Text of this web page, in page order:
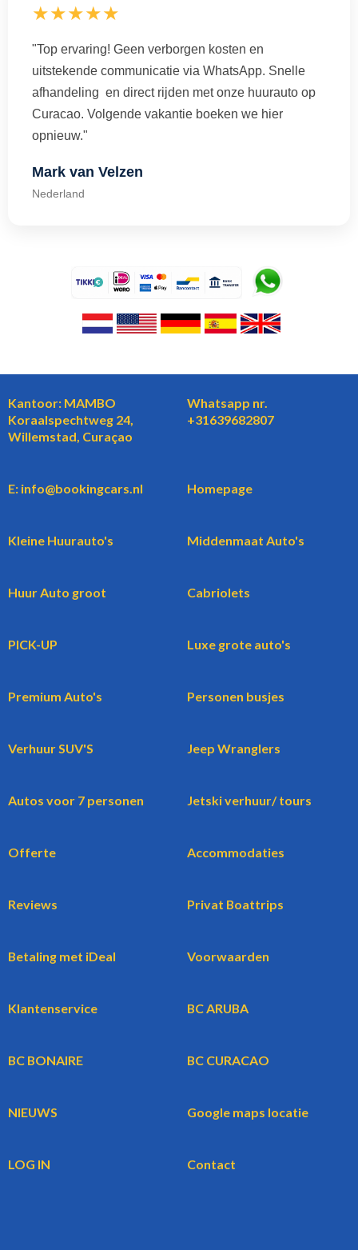
★★★★★
"Top ervaring! Geen verborgen kosten en
uitstekende communicatie via WhatsApp. Snelle
afhandeling en direct rijden met onze huurauto op
Curacao. Volgende vakantie boeken we hier
opnieuw."
Mark van Velzen
Nederland
Kantoor: MAMBO
Koraalspechtweg 24,
Willemstad, Curaçao
Whatsapp nr.
+31639682807
E: info@bookingcars.nl Homepage
Kleine Huurauto's Middenmaat Auto's
Huur Auto groot Cabriolets
PICK-UP Luxe grote auto's
Premium Auto's Personen busjes
Verhuur SUV'S Jeep Wranglers
Autos voor 7 personen Jetski verhuur/ tours
Offerte Accommodaties
Reviews Privat Boattrips
Betaling met iDeal Voorwaarden
Klantenservice BC ARUBA
BC BONAIRE BC CURACAO
NIEUWS Google maps locatie
LOG IN Contact